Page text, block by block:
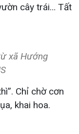
cây trái… Tất
xã Hướng
Chỉ chờ cơn
khai hoa.